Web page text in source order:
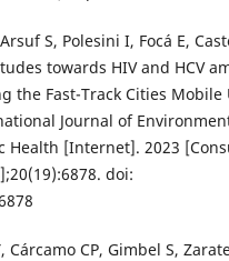
S, Polesini I, Focá E,
towards HIV and HCV
the Fast-Track Cities Mobile
Journal of
Health [Internet]. 2023
doi:
Cárcamo CP, Gimbel S,